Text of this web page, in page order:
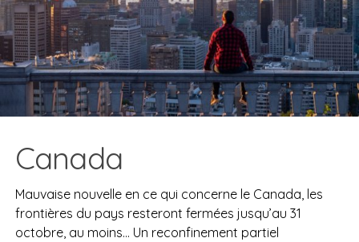
Canada
Mauvaise nouvelle en ce qui concerne le Canada, les
frontières du pays resteront fermées jusqu’au 31
octobre, au moins… Un reconfinement partiel